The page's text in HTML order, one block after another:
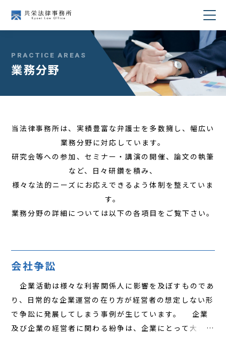
業務分野
セミナー・講演
著書・論文
コラム
採用情報
PRACTICE AREAS
業務分野
当法律事務所は、実績豊富な弁護士を多数擁し、幅広い
業務分野に対応しています。
研究会等への参加、セミナー・講演の開催、論文の執筆
など、日々研鑽を積み、
様々な法的ニーズにお応えできるよう体制を整えていま
す。
業務分野の詳細については以下の各項目をご覧下さい。
会社争訟
企業活動は様々な利害関係人に影響を及ぼすものであ
り、日常的な企業運営の在り方が経営者の想定しない形
で争訟に発展してしまう事例が生じています。 企業
及び企業の経営者に関わる紛争は、企業にとって大きな